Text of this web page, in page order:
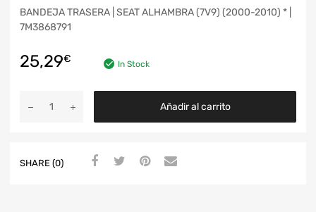
BANDEJA TRASERA | SEAT ALHAMBRA (7V9) (2000-2010) * |
7M3868791
25,29€ In Stock
Añadir al carrito
SHARE (0)